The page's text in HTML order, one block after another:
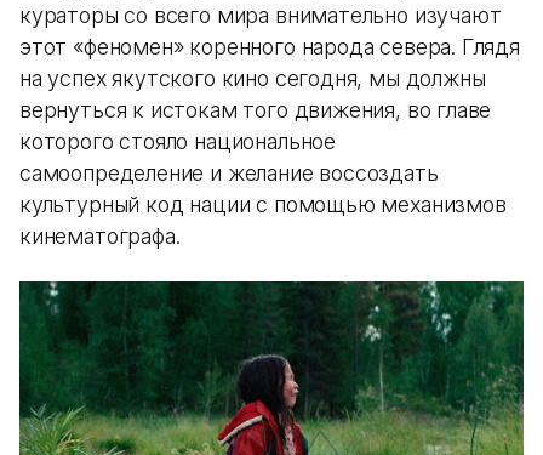
кураторы со всего мира внимательно изучают
этот «феномен» коренного народа севера. Глядя
на успех якутского кино сегодня, мы должны
вернуться к истокам того движения, во главе
которого стояло национальное
самоопределение и желание воссоздать
культурный код нации с помощью механизмов
кинематографа.